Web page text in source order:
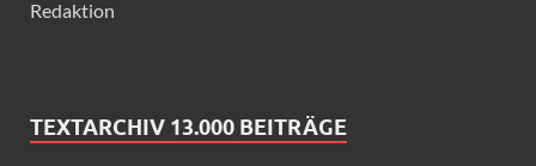
Redaktion
TEXTARCHIV 13.000 BEITRÄGE